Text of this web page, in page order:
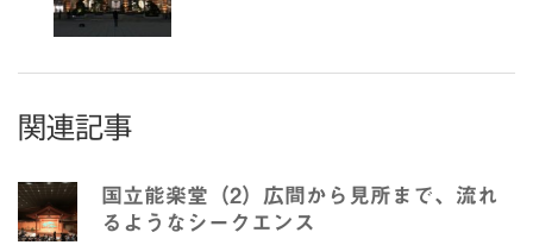
関連記事
国立能楽堂（2）広間から見所まで、流れ
るようなシークエンス